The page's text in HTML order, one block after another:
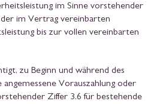
im Sinne vorstehender
im Vertrag vereinbarten
bis zur vollen vereinbarten
zu Beginn und während des
Vorauszahlung oder
Ziffer 3.6 für bestehende